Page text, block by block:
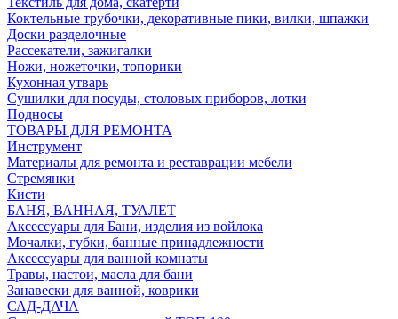
Коктельные трубочки, декоративные пики, вилки, шпажки
Доски разделочные
Рассекатели, зажигалки
Ножи, ножеточки, топорики
Кухонная утварь
Сушилки для посуды, столовых приборов, лотки
Подносы
ТОВАРЫ ДЛЯ РЕМОНТА
Инструмент
Материалы для ремонта и реставрации мебели
Стремянки
Кисти
БАНЯ, ВАННАЯ, ТУАЛЕТ
Аксессуары для Бани, изделия из войлока
Мочалки, губки, банные принадлежности
Аксессуары для ванной комнаты
Травы, настои, масла для бани
Занавески для ванной, коврики
САД-ДАЧА